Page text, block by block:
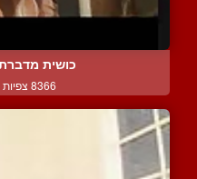
כושית
8366 צפיות